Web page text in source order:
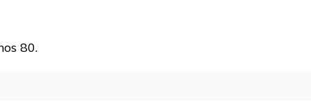
80.